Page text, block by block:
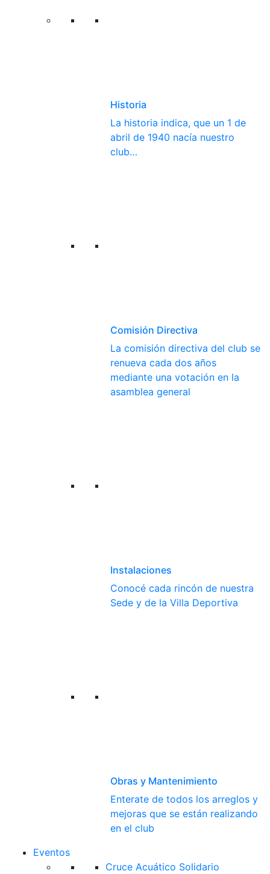
Historia
La historia indica, que un 1 de
abril de 1940 nacía nuestro
club…
Comisión Directiva
La comisión directiva del club se
renueva cada dos años
mediante una votación en la
asamblea general
Instalaciones
Conocé cada rincón de nuestra
Sede y de la Villa Deportiva
Obras y Mantenimiento
Enterate de todos los arreglos y
mejoras que se están realizando
en el club
Eventos
Cruce Acuático Solidario